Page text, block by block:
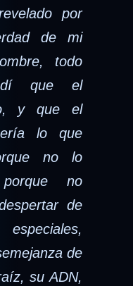
por
de mi
todo
que el
y que el
lo que
no lo
no
de
de
su ADN,